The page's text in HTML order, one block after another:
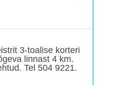
3-toalise korteri
linnast 4 km.
Tel 504 9221.